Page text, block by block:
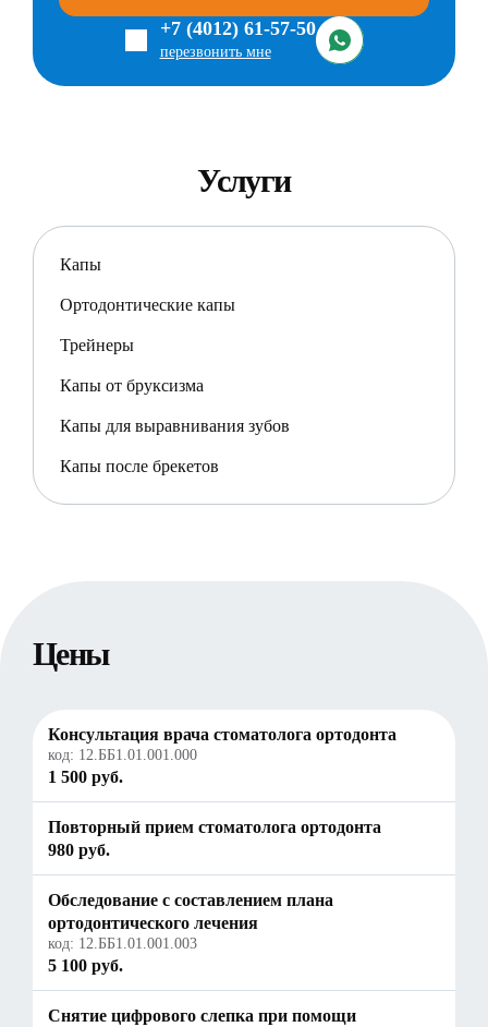
+7 (4012) 61-57-50
перезвонить мне
Услуги
Капы
Ортодонтические капы
Трейнеры
Капы от бруксизма
Капы для выравнивания зубов
Капы после брекетов
Цены
Консультация врача стоматолога ортодонта
код: 12.ББ1.01.001.000
1 500 руб.
Повторный прием стоматолога ортодонта
980 руб.
Обследование с составлением плана
ортодонтического лечения
код: 12.ББ1.01.001.003
5 100 руб.
Снятие цифрового слепка при помощи